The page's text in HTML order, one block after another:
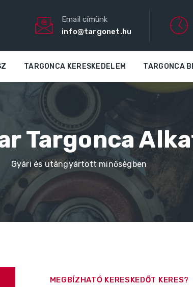
Email címünk
info@targonet.hu
TARGONCA KERESKEDELEM TARGONCA
Targonca
Gyári és utángyártott minőségben
MEGBÍZHATÓ KERESKEDŐT KERES?